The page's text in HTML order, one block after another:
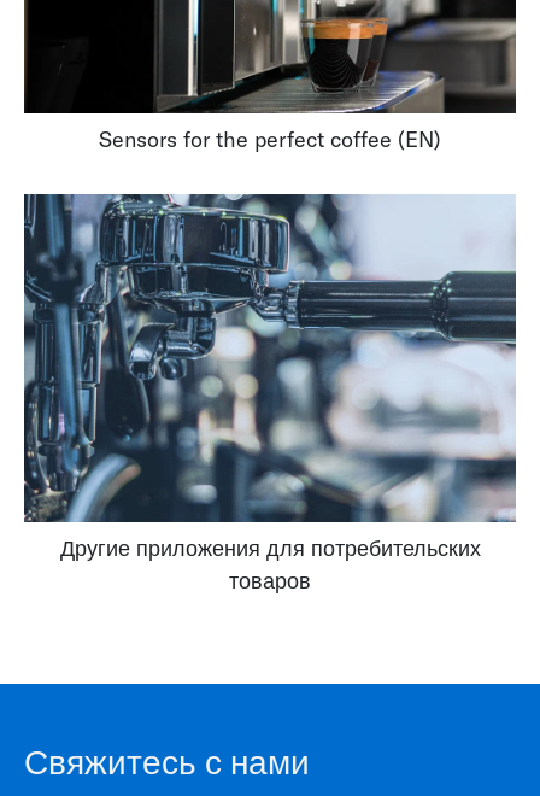
Sensors for the perfect coffee (EN)
Другие приложения для потребительских
товаров
Свяжитесь с нами